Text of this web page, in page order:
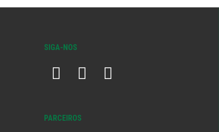
SIGA-NOS
PARCEIROS